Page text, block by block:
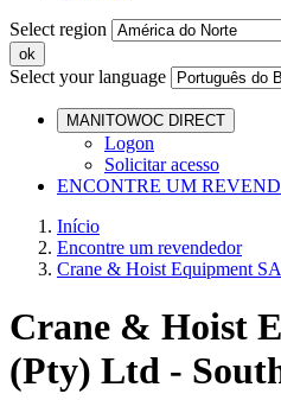
Select region
Select your language
MANITOWOC DIRECT
Logon
Solicitar acesso
ENCONTRE UM
Início
Encontre um revendedor
Crane & Hoist Equipment
Crane & Hoist
(Pty) Ltd -